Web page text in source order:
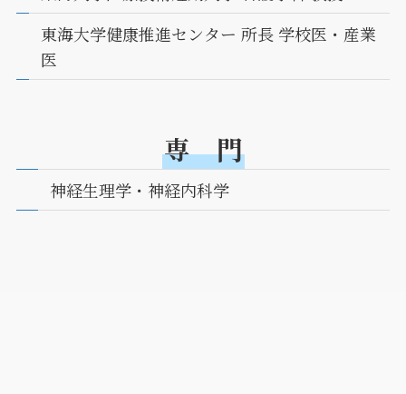
東海大学健康推進センター 所長 学校医・産業
医
専 門
神経生理学・神経内科学